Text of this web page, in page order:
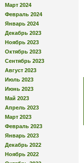
Март 2024
Февраль 2024
Январь 2024
Декабрь 2023
Ноябрь 2023
Октябрь 2023
Сентябрь 2023
Август 2023
Июль 2023
Июнь 2023
Май 2023
Апрель 2023
Март 2023
Февраль 2023
Январь 2023
Декабрь 2022
Ноябрь 2022